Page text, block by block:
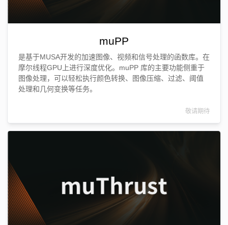
muPP
是基于MUSA开发的加速图像、视频和信号处理的函数库。在
摩尔线程GPU上进行深度优化。muPP 库的主要功能侧重于
图像处理，可以轻松执行颜色转换、图像压缩、过滤、阈值
处理和几何变换等任务。
敬请期待